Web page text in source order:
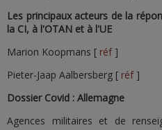
Les principaux acteurs de la
la CI, à l'OTAN et à l'UE
Marion Koopmans [ réf]
Pieter-Jaap Aalbersberg [ réf]
Dossier Covid : Allemagne
Agences militaires et de